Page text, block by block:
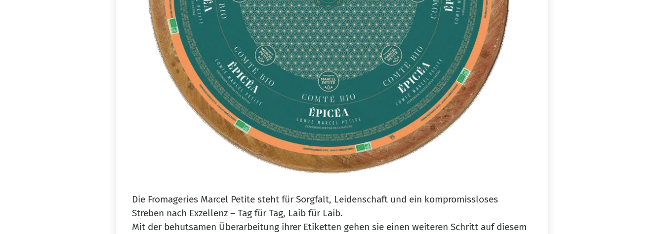
Die Fromageries Marcel Petite steht für Sorgfalt, Leidenschaft und ein kompromissloses
Streben nach Exzellenz – Tag für Tag, Laib für Laib.
Mit der behutsamen Überarbeitung ihrer Etiketten gehen sie einen weiteren Schritt auf diesem